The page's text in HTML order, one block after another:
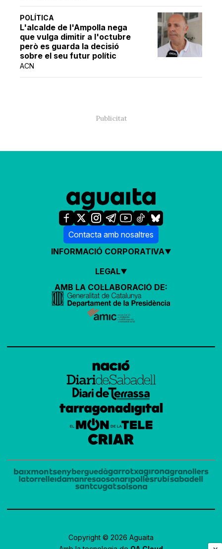
POLÍTICA
L'alcalde de l'Ampolla nega
que vulga dimitir a l'octubre
però es guarda la decisió
sobre el seu futur polític
ACN
Contacta amb nosaltres
INFORMACIÓ CORPORATIVA
LEGAL
AMB LA COL·LABORACIÓ DE:
Copyright © 2026 Aguaita